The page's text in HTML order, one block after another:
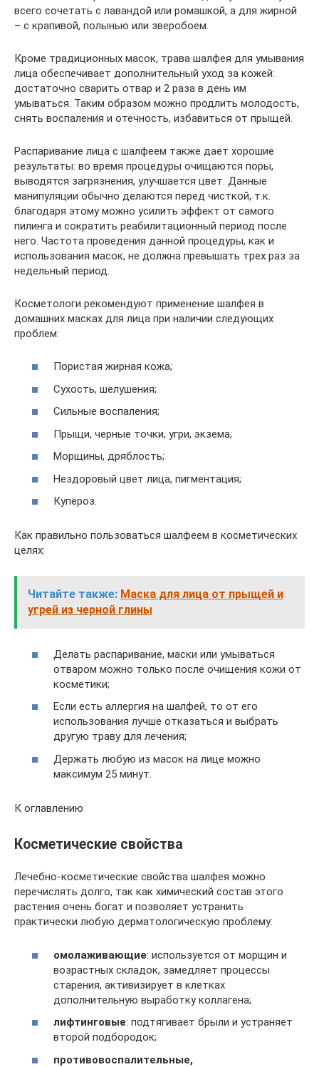
всего сочетать с лавандой или ромашкой, а для жирной
– с крапивой, полынью или зверобоем.
Кроме традиционных масок, трава шалфея для умывания
лица обеспечивает дополнительный уход за кожей:
достаточно сварить отвар и 2 раза в день им
умываться. Таким образом можно продлить молодость,
снять воспаления и отечность, избавиться от прыщей.
Распаривание лица с шалфеем также дает хорошие
результаты: во время процедуры очищаются поры,
выводятся загрязнения, улучшается цвет. Данные
манипуляции обычно делаются перед чисткой, т.к.
благодаря этому можно усилить эффект от самого
пилинга и сократить реабилитационный период после
него. Частота проведения данной процедуры, как и
использования масок, не должна превышать трех раз за
недельный период.
Косметологи рекомендуют применение шалфея в
домашних масках для лица при наличии следующих
проблем:
Пористая жирная кожа;
Сухость, шелушения;
Сильные воспаления;
Прыщи, черные точки, угри, экзема;
Морщины, дряблость;
Нездоровый цвет лица, пигментация;
Купероз.
Как правильно пользоваться шалфеем в косметических
целях:
Читайте также: Маска для лица от прыщей и
угрей из черной глины
Делать распаривание, маски или умываться
отваром можно только после очищения кожи от
косметики;
Если есть аллергия на шалфей, то от его
использования лучше отказаться и выбрать
другую траву для лечения;
Держать любую из масок на лице можно
максимум 25 минут.
К оглавлению
Косметические свойства
Лечебно-косметические свойства шалфея можно
перечислять долго, так как химический состав этого
растения очень богат и позволяет устранить
практически любую дерматологическую проблему:
омолаживающие: используется от морщин и
возрастных складок, замедляет процессы
старения, активизирует в клетках
дополнительную выработку коллагена;
лифтинговые: подтягивает брыли и устраняет
второй подбородок;
противовоспалительные,